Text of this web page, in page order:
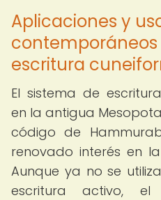
Aplicaciones y
escritura
El sistema de
en la antigua
código de
renovado interés en
Aunque ya no se
escritura activo,